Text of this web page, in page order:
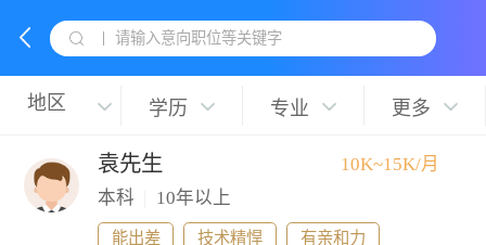
请输入意向职位等关键字
学历 专业 更多
袁先生
10K~15K/月
本科
10年以上
能出差 技术精悍 有亲和力